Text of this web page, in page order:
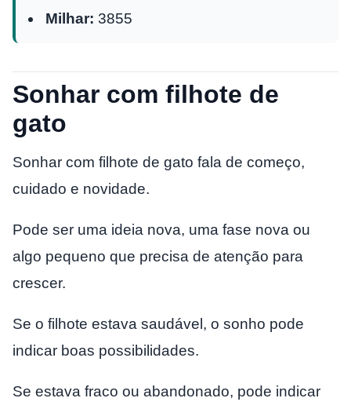
Milhar: 3855
Sonhar com filhote de
gato
Sonhar com filhote de gato fala de começo,
cuidado e novidade.
Pode ser uma ideia nova, uma fase nova ou
algo pequeno que precisa de atenção para
crescer.
Se o filhote estava saudável, o sonho pode
indicar boas possibilidades.
Se estava fraco ou abandonado, pode indicar